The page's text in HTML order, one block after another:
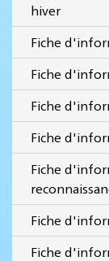
hiver
Fiche
Fiche
Fiche
Fiche
Fiche
Fiche
Fiche